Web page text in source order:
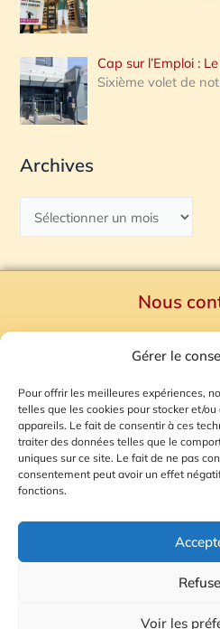
Gérer le
Pour offrir les meilleures expériences,
telles que les cookies pour stocker et/
appareils. Le fait de consentir à ces
traiter des données telles que le
uniques sur ce site. Le fait de ne pas
consentement peut avoir un effet
fonctions.
Voir les
Cap sur l’Emploi :
Sixième volet de
Archives
Nous
Mentions Légales
Gestion
© 2026